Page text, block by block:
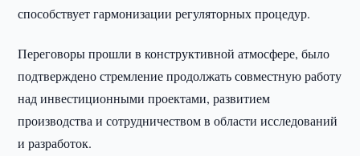
способствует гармонизации регуляторных процедур.
Переговоры прошли в конструктивной атмосфере, было
подтверждено стремление продолжать совместную работу
над инвестиционными проектами, развитием
производства и сотрудничеством в области исследований
и разработок.